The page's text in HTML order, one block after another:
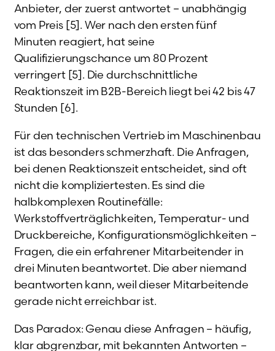
Anbieter, der zuerst antwortet – unabhängig
vom Preis [5]. Wer nach den ersten fünf
Minuten reagiert, hat seine
Qualifizierungschance um 80 Prozent
verringert [5]. Die durchschnittliche
Reaktionszeit im B2B-Bereich liegt bei 42 bis 47
Stunden [6].
Für den technischen Vertrieb im Maschinenbau
ist das besonders schmerzhaft. Die Anfragen,
bei denen Reaktionszeit entscheidet, sind oft
nicht die kompliziertesten. Es sind die
halbkomplexen Routinefälle:
Werkstoffverträglichkeiten, Temperatur- und
Druckbereiche, Konfigurationsmöglichkeiten –
Fragen, die ein erfahrener Mitarbeitender in
drei Minuten beantwortet. Die aber niemand
beantworten kann, weil dieser Mitarbeitende
gerade nicht erreichbar ist.
Das Paradox: Genau diese Anfragen – häufig,
klar abgrenzbar, mit bekannten Antworten –